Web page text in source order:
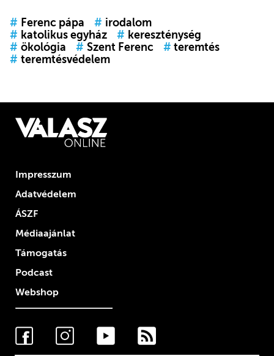
# Ferenc pápa # irodalom
# katolikus egyház # kereszténység
# ökológia # Szent Ferenc # teremtés
# teremtésvédelem
Impresszum
Adatvédelem
ÁSZF
Médiaajánlat
Támogatás
Podcast
Webshop